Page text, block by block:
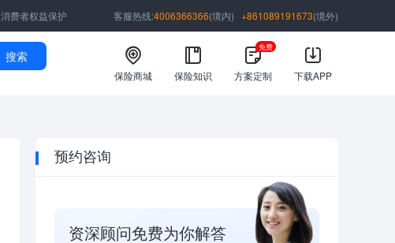
消费者权益保护 客服热线:4006366366(境内) +861089191673(境外)
搜索
保险商城 保险知识 方案定制
免费
下载APP
预约咨询
资深顾问免费为你解答